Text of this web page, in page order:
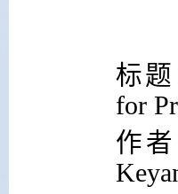
标题
for
作者